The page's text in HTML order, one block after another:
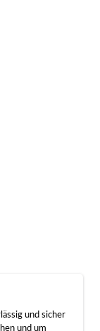
und sicher
und um